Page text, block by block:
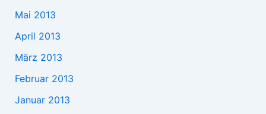
Mai 2013
April 2013
März 2013
Februar 2013
Januar 2013